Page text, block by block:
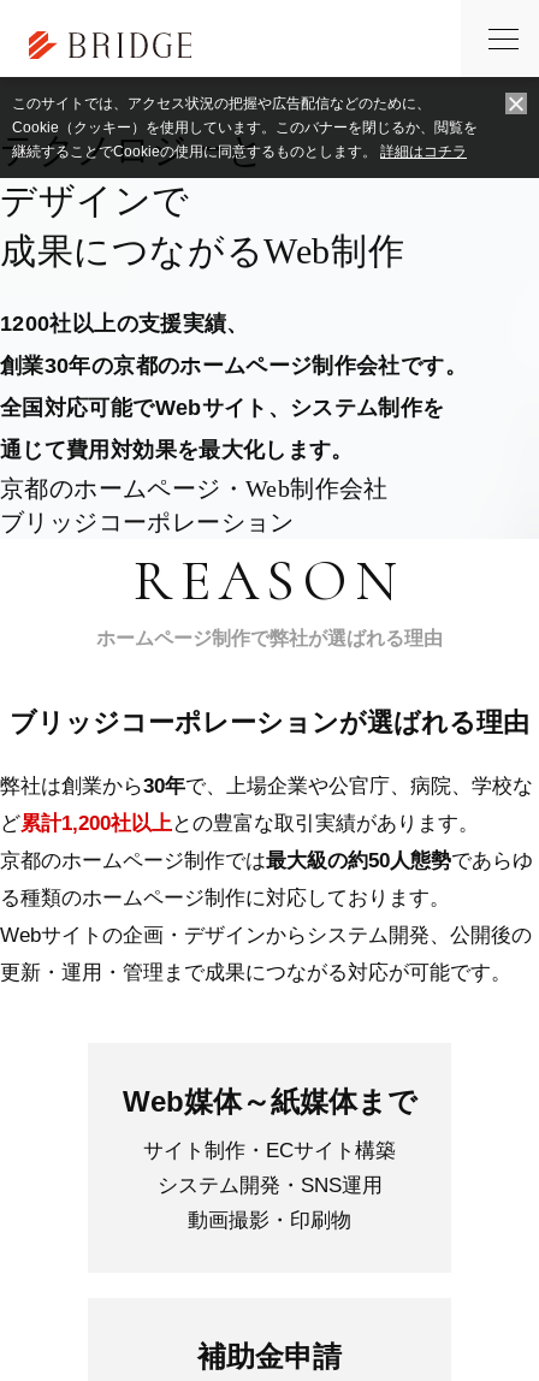
トップページ アニメーション
このサイトでは、アクセス状況の把握や広告配信などのために、
Cookie（クッキー）を使用しています。このバナーを閉じるか、閲覧を
継続することでCookieの使用に同意するものとします。 詳細はコチラ
テクノロジーと
デザインで
成果につながるWeb制作
1200社以上の支援実績、
創業30年の京都のホームページ制作会社です。
全国対応可能でWebサイト、システム制作を
通じて費用対効果を最大化します。
京都のホームページ・Web制作会社
ブリッジコーポレーション
REASON
ホームページ制作で弊社が選ばれる理由
ブリッジコーポレーションが選ばれる理由
弊社は創業から30年で、上場企業や公官庁、病院、学校な
ど累計1,200社以上との豊富な取引実績があります。
京都のホームページ制作では最大級の約50人態勢であらゆ
る種類のホームページ制作に対応しております。
Webサイトの企画・デザインからシステム開発、公開後の
更新・運用・管理まで成果につながる対応が可能です。
Web媒体～紙媒体まで
サイト制作・ECサイト構築
システム開発・SNS運用
動画撮影・印刷物
補助金申請